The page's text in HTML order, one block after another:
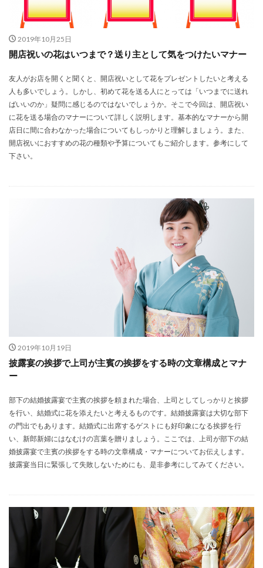
2019年10月25日
開店祝いの花はいつまで？送り主として気をつけたいマナー
友人がお店を開くと聞くと、開店祝いとして花をプレゼントしたいと考える
人も多いでしょう。しかし、初めて花を送る人にとっては「いつまでに送れ
ばいいのか」疑問に感じるのではないでしょうか。そこで今回は、開店祝い
に花を送る場合のマナーについて詳しく説明します。基本的なマナーから開
店日に間に合わなかった場合についてもしっかりと理解しましょう。また、
開店祝いにおすすめの花の種類や予算についてもご紹介します。参考にして
下さい。
2019年10月19日
披露宴の挨拶で上司が主賓の挨拶をする時の文章構成とマナ
ー
部下の結婚披露宴で主賓の挨拶を頼まれた場合、上司としてしっかりと挨拶
を行い、結婚式に花を添えたいと考えるものです。結婚披露宴は大切な部下
の門出でもあります。結婚式に出席するゲストにも好印象になる挨拶を行
い、新郎新婦にはなむけの言葉を贈りましょう。ここでは、上司が部下の結
婚披露宴で主賓の挨拶をする時の文章構成・マナーについてお伝えします。
披露宴当日に緊張して失敗しないためにも、是非参考にしてみてください。